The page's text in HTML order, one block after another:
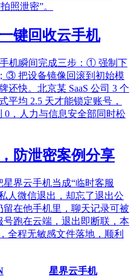
照泄密”。
键回收云手机
机瞬间完成三步：① 强制下
③ 把设备镜像回滚到初始模
还快。北京某 SaaS 公司 3 个
平均 2.5 天才能锁定账号，
0，人力与信息安全部同时松
防泄密案例分享
界云手机当成“临时客服
人微信退出，却忘了退出公
在他手机里，聊天记录可被
跑在云端，退出即断联，本
全程无敏感文件落地，顺利
星界云手机